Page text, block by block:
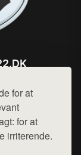
for at
for at
irriterende.
privatlivspolitik